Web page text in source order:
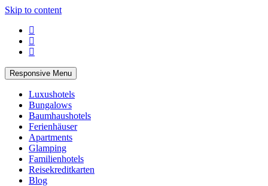
Skip to content
Responsive Menu
Luxushotels
Bungalows
Baumhaushotels
Ferienhäuser
Apartments
Glamping
Familienhotels
Reisekreditkarten
Blog